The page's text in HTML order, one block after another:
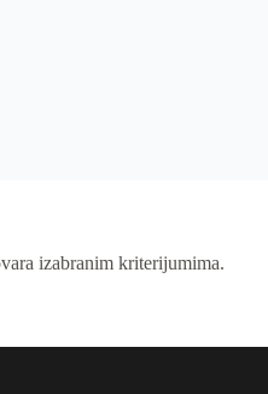
izabranim kriterijumima.